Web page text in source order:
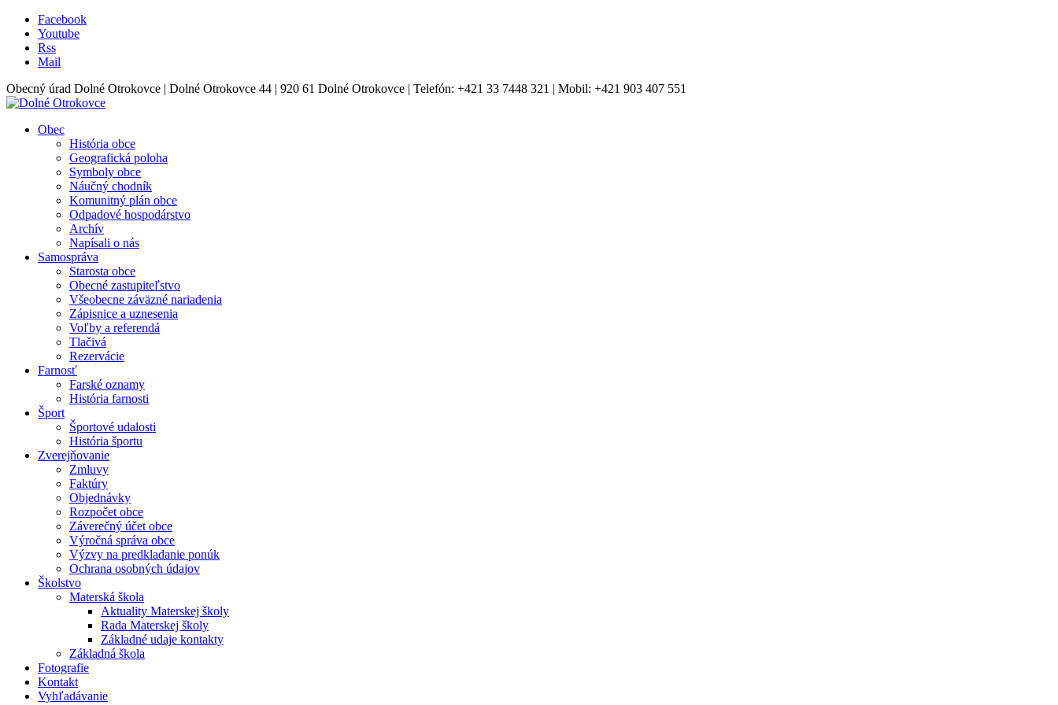
Facebook
Youtube
Rss
Mail
Obecný úrad Dolné Otrokovce | Dolné Otrokovce 44 | 920 61 Dolné Otrokovce | Telefón: +421 33 7448 321 | Mobil: +421 903 407 551
Obec
História obce
Geografická poloha
Symboly obce
Náučný chodník
Komunitný plán obce
Odpadové hospodárstvo
Archív
Napísali o nás
Samospráva
Starosta obce
Obecné zastupiteľstvo
Všeobecne záväzné nariadenia
Zápisnice a uznesenia
Voľby a referendá
Tlačivá
Rezervácie
Farnosť
Farské oznamy
História farnosti
Šport
Športové udalosti
História športu
Zverejňovanie
Zmluvy
Faktúry
Objednávky
Rozpočet obce
Záverečný účet obce
Výročná správa obce
Výzvy na predkladanie ponúk
Ochrana osobných údajov
Školstvo
Materská škola
Aktuality Materskej školy
Rada Materskej školy
Základné udaje kontakty
Základná škola
Fotografie
Kontakt
Vyhľadávanie